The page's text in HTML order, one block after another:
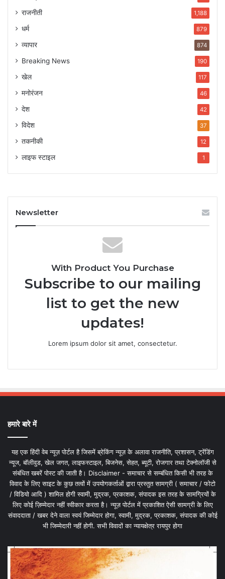
राजनीती 1,188
धर्म 879
व्यापार 874
Breaking News 190
खेल 117
मनोरंजन 46
देश 42
विदेश 37
तकनीकी 12
लाइफ स्टाइल 1
Newsletter
With Product You Purchase
Subscribe to our mailing
list to get the new
updates!
Lorem ipsum dolor sit amet, consectetur.
हमारे बारे में
यह एक हिंदी वेब न्यूज़ पोर्टल है जिसमें ब्रेकिंग न्यूज़ के अलावा राजनीति, प्रशासन, ट्रेंडिंग
न्यूज, बॉलीवुड, खेल जगत, लाइफस्टाइल, बिजनेस, सेहत, ब्यूटी, रोजगार तथा टेक्नोलॉजी से
संबंधित खबरें पोस्ट की जाती है। Disclaimer - समाचार से सम्बंधित किसी भी तरह के
विवाद के लिए साइट के कुछ तत्वों में उपयोगकर्ताओं द्वारा प्रस्तुत सामग्री ( समाचार / फोटो
/ विडियो आदि ) शामिल होगी स्वामी, मुद्रक, प्रकाशक, संपादक इस तरह के सामग्रियों के
लिए कोई ज़िम्मेदार नहीं स्वीकार करता है। न्यूज़ पोर्टल में प्रकाशित ऐसी सामग्री के लिए
संवाददाता / खबर देने वाला स्वयं जिम्मेदार होगा, स्वामी, मुद्रक, प्रकाशक, संपादक की कोई
भी जिम्मेदारी नहीं होगी. सभी विवादों का न्यायक्षेत्र रायपुर होगा